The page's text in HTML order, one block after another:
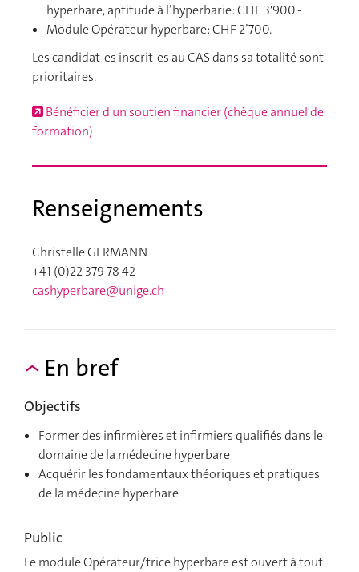
hyperbare, aptitude à l’hyperbarie: CHF 3'900.-
Module Opérateur hyperbare: CHF 2’700.-
Les candidat-es inscrit-es au CAS dans sa totalité sont
prioritaires.
Bénéficier d'un soutien financier (chèque annuel de
formation)
Renseignements
Christelle GERMANN
+41 (0)22 379 78 42
cashyperbare@unige.ch
En bref
Objectifs
Former des infirmières et infirmiers qualifiés dans le
domaine de la médecine hyperbare
Acquérir les fondamentaux théoriques et pratiques
de la médecine hyperbare
Public
Le module Opérateur/trice hyperbare est ouvert à tout